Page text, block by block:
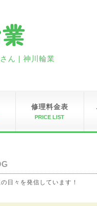
ん | 神川輪業
修理料金表
PRICE LIST
日々を発信しています！